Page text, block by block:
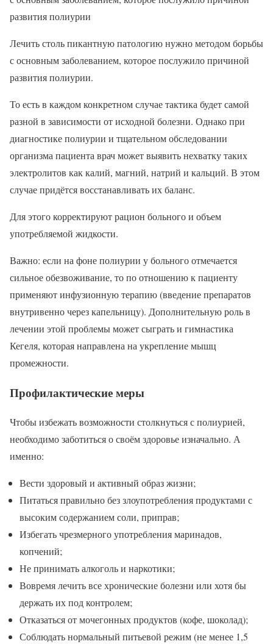
развития полиурии
Лечить столь пикантную патологию нужно методом борьбы
с основным заболеванием, которое послужило причиной
развития полиурии.
То есть в каждом конкретном случае тактика будет самой
разной в зависимости от исходной болезни. Однако при
диагностике полиурии и тщательном обследовании
организма пациента врач может выявить нехватку таких
электролитов как калий, магний, натрий и кальций. В этом
случае придётся восстанавливать их баланс.
Для этого корректируют рацион больного и объем
употребляемой жидкости.
Важно: если на фоне полиурии у больного отмечается
сильное обезвоживание, то по отношению к пациенту
применяют инфузионную терапию (введение препаратов
внутривенно через капельницу). Дополнительную роль в
лечении этой проблемы может сыграть и гимнастика
Кегеля, которая направлена на укрепление мышц
промежности.
Профилактические меры
Чтобы избежать возможности столкнуться с полиурией,
необходимо заботиться о своём здоровье изначально. А
именно:
Вести здоровый и активный образ жизни;
Питаться правильно без злоупотребления продуктами с
высоким содержанием соли, приправ;
Избегать чрезмерного употребления маринадов,
копчений;
Не принимать алкоголь и наркотики;
Вовремя лечить все хронические болезни или хотя бы
держать их под контролем;
Отказаться от мочегонных продуктов (кофе, шоколад);
Соблюдать нормальный питьевой режим (не менее 1,5